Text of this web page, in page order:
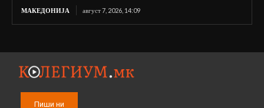
МАКЕДОНИЈА август 7, 2026, 14:09
Пиши ни